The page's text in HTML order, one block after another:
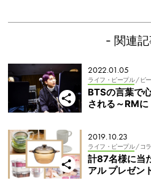
- 関連
2022.01.05
ライフ・ピープル / ピ
BTSの言葉で
される～RM
2019.10.23
ライフ・ピープル / コ
計87名様に当
アル プレゼン